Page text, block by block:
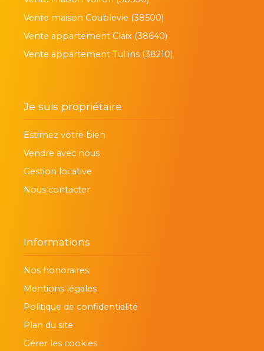
Vente maison Coublevie (38500)
Vente appartement Claix (38640)
Vente appartement Tullins (38210)
Je suis propriétaire
Estimez votre bien
Vendre avec nous
Gestion locative
Nous contacter
Informations
Nos honoraires
Mentions légales
Politique de confidentialité
Plan du site
Gérer les cookies